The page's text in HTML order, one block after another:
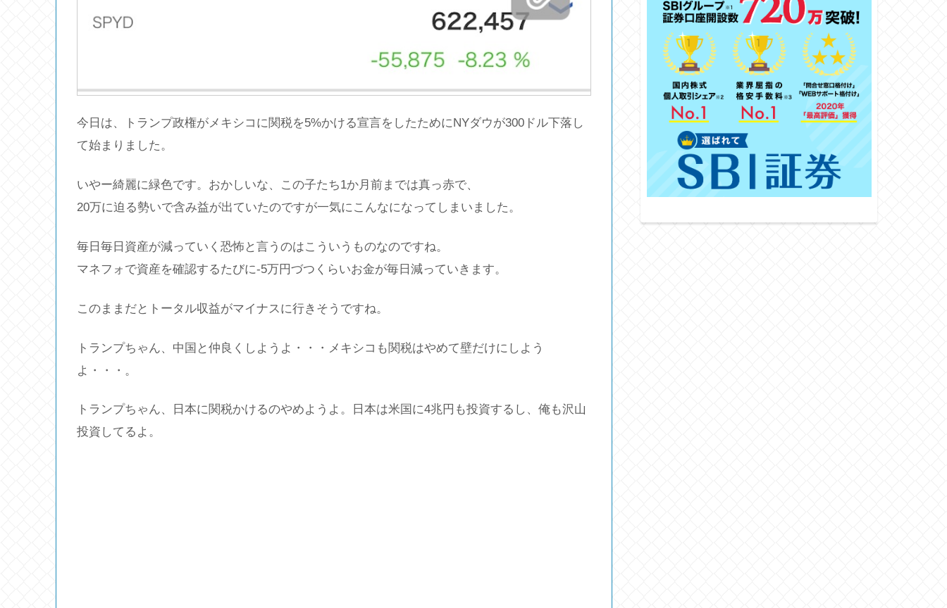
今日は、トランプ政権がメキシコに関税を5%かける宣言をしたためにNYダウが300ドル下落し
て始まりました。
いやー綺麗に緑色です。おかしいな、この子たち1か月前までは真っ赤で、
20万に迫る勢いで含み益が出ていたのですが一気にこんなになってしまいました。
毎日毎日資産が減っていく恐怖と言うのはこういうものなのですね。
マネフォで資産を確認するたびに-5万円づつくらいお金が毎日減っていきます。
このままだとトータル収益がマイナスに行きそうですね。
トランプちゃん、中国と仲良くしようよ・・・メキシコも関税はやめて壁だけにしよう
よ・・・。
トランプちゃん、日本に関税かけるのやめようよ。日本は米国に4兆円も投資するし、俺も沢山
投資してるよ。